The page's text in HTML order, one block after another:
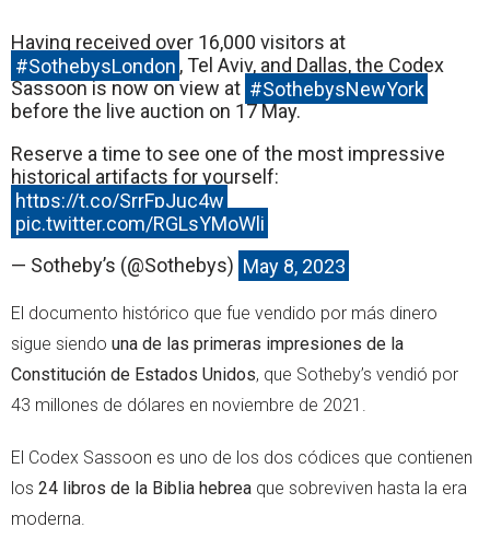
Having received over 16,000 visitors at
#SothebysLondon , Tel Aviv, and Dallas, the Codex
Sassoon is now on view at #SothebysNewYork
before the live auction on 17 May.
Reserve a time to see one of the most impressive
historical artifacts for yourself:
https://t.co/SrrFpJuc4w
pic.twitter.com/RGLsYMoWli
— Sotheby’s (@Sothebys) May 8, 2023
El documento histórico que fue vendido por más dinero
sigue siendo una de las primeras impresiones de la
Constitución de Estados Unidos, que Sotheby’s vendió por
43 millones de dólares en noviembre de 2021.
El Codex Sassoon es uno de los dos códices que contienen
los 24 libros de la Biblia hebrea que sobreviven hasta la era
moderna.